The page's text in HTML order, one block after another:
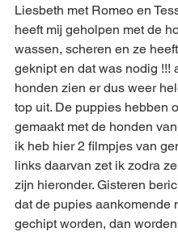
Liesbeth met Romeo en
heeft mij geholpen met de
wassen, scheren en ze
geknipt en dat was nodig !!!
honden zien er dus weer
top uit. De puppies hebben
gemaakt met de honden
ik heb hier 2 filmpjes van
links daarvan zet ik zodra
zijn hieronder. Gisteren
dat de pupies aankomende
gechipt worden, dan